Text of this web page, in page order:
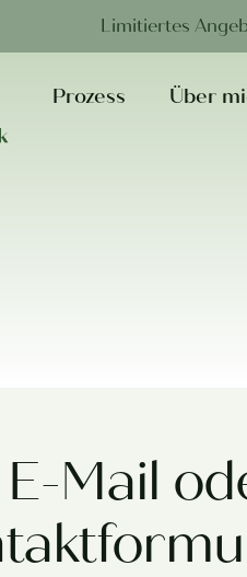
Limitiertes
Prozess Über
Mail